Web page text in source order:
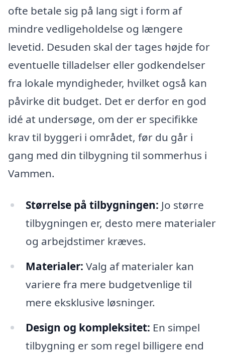
ofte betale sig på lang sigt i form af
mindre vedligeholdelse og længere
levetid. Desuden skal der tages højde for
eventuelle tilladelser eller godkendelser
fra lokale myndigheder, hvilket også kan
påvirke dit budget. Det er derfor en god
idé at undersøge, om der er specifikke
krav til byggeri i området, før du går i
gang med din tilbygning til sommerhus i
Vammen.
Størrelse på tilbygningen: Jo større
tilbygningen er, desto mere materialer
og arbejdstimer kræves.
Materialer: Valg af materialer kan
variere fra mere budgetvenlige til
mere eksklusive løsninger.
Design og kompleksitet: En simpel
tilbygning er som regel billigere end